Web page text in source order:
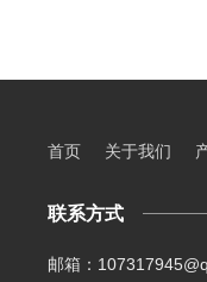
首页 关于我们
联系方式
邮箱：